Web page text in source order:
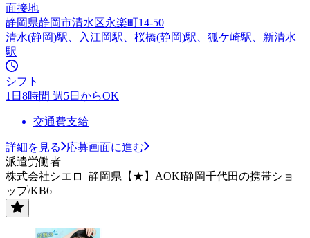
面接地
静岡県静岡市清水区永楽町14-50
清水(静岡)駅、入江岡駅、桜橋(静岡)駅、狐ケ崎駅、新清水
駅
シフト
1日8時間 週5日からOK
交通費支給
詳細を見る
応募画面に進む
派遣労働者
株式会社シエロ_静岡県【★】AOKI静岡千代田の携帯ショ
ップ/KB6